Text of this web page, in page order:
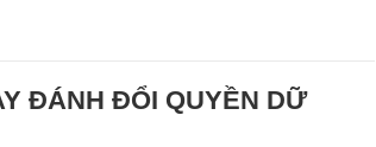
ĐÁNH ĐỔI QUYỀN DỮ